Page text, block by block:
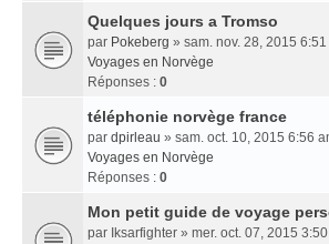
Quelques jours a Tromso
par Pokeberg » sam. nov. 28, 2015
Voyages en Norvège
Réponses : 0
téléphonie norvège france
par dpirleau » sam. oct. 10, 2015 6:56
Voyages en Norvège
Réponses : 0
Mon petit guide de voyage
par Iksarfighter » mer. oct. 07, 2015